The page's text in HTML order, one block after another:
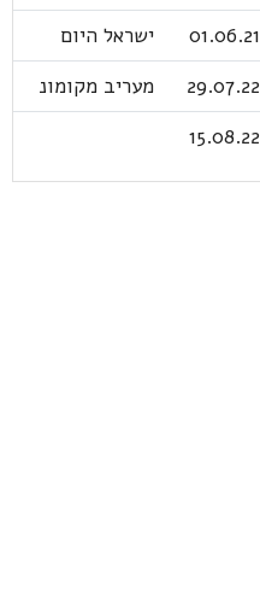
01.06.21
ישראל היום
29.07.22
מעריב מקומונ
15.08.22